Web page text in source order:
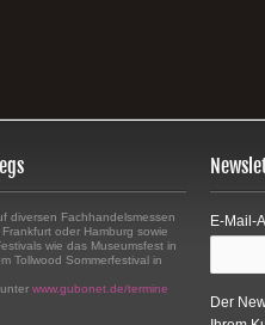
diversen Fachhandelsmessen
oder Hamburg sowie
wie das Museumsfest in
Tollwood Sommerfestival in
www.gubonet.de/termine
E-Mail-
Der